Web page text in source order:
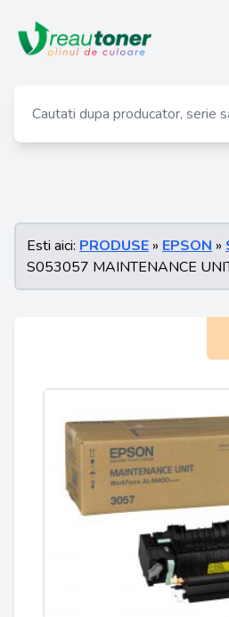
Esti aici: PRODUSE » EPSON »
S053057 MAINTENANCE